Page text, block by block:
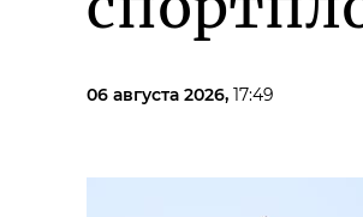
06 августа 2026, 17:49